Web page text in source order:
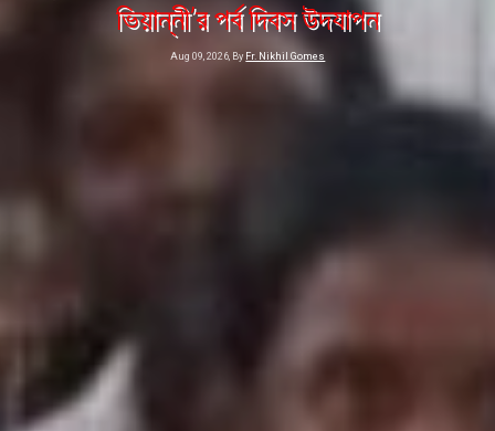
ভিয়ান্নী’র পর্ব দিবস উদযাপন
Aug 09, 2026, By Fr. Nikhil Gomes